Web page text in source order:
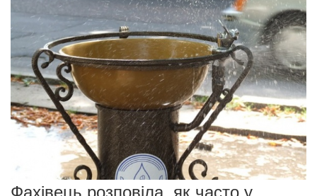
Фахівець розповіла, як часто у